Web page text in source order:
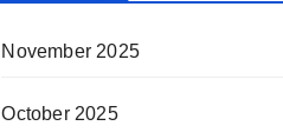
November 2025
October 2025